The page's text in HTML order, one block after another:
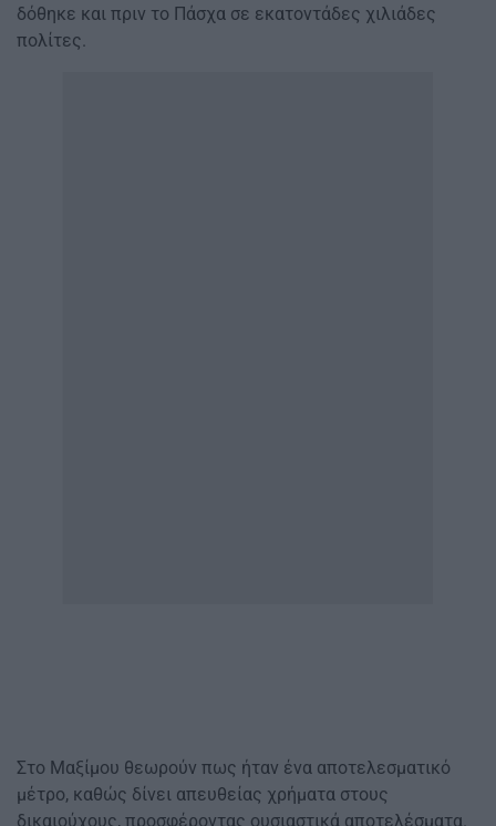
δόθηκε και πριν το Πάσχα σε εκατοντάδες χιλιάδες
πολίτες.
Στο Μαξίμου θεωρούν πως ήταν ένα αποτελεσματικό
μέτρο, καθώς δίνει απευθείας χρήματα στους
δικαιούχους, προσφέροντας ουσιαστικά αποτελέσματα.